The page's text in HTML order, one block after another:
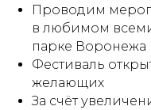
Проводим
в любимом
парке Воронежа
Фестиваль
желающих
За счёт